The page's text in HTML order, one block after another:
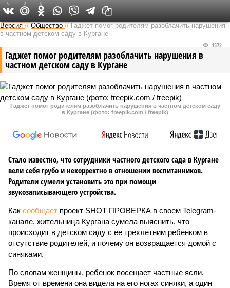
Федеральный выпуск
Версия //Общество //Гаджет помог родителям разоблачить нарушения
в частном детском саду в Кургане
Гаджет помог родителям разоблачить нарушения в
частном детском саду в Кургане
1572
Гаджет помог родителям разоблачить нарушения в частном детском саду
в Кургане (фото: freepik.com / freepik)
Стало известно, что сотрудники частного детского сада в Кургане
вели себя грубо и некорректно в отношении воспитанников.
Родители сумели установить это при помощи
звукозаписывающего устройства.
Как сообщает проект SHOT ПРОВЕРКА в своем Telegram-
канале, жительница Кургана сумела выяснить, что
происходит в детском саду с ее трехлетним ребенком в
отсутствие родителей, и почему он возвращается домой с
синяками.
По словам женщины, ребенок посещает частные ясли.
Время от времени она видела на его ногах синяки, а один
0 0 0